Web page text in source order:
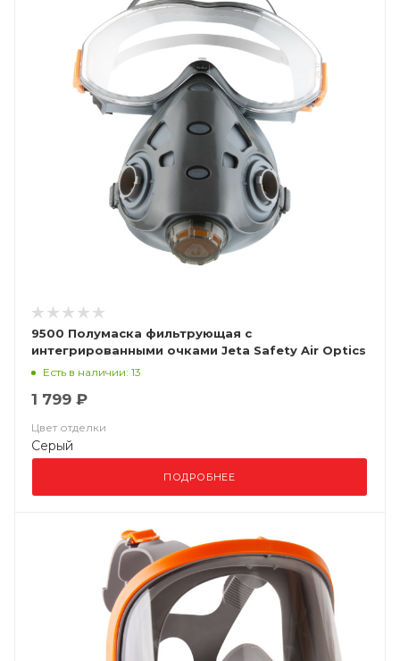
9500 Полумаска фильтрующая с
интегрированными очками Jeta Safety Air Optics
Есть в наличии: 13
1 799 ₽
Цвет отделки
Серый
ПОДРОБНЕЕ